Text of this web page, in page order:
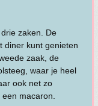
zaken. De
diner kunt genieten
zaak, de
waar je heel
ook net zo
macaron.